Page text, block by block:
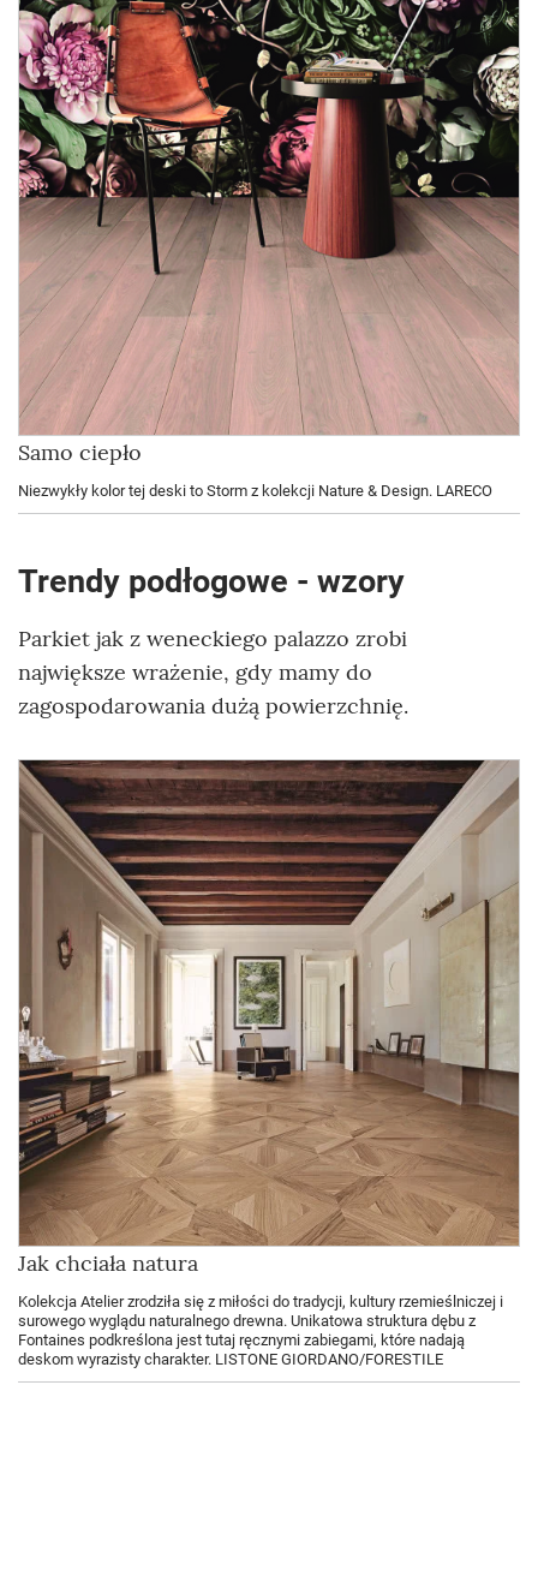
Samo ciepło
Niezwykły kolor tej deski to Storm z kolekcji Nature & Design. LARECO
Trendy podłogowe - wzory
Parkiet jak z weneckiego palazzo zrobi
największe wrażenie, gdy mamy do
zagospodarowania dużą powierzchnię.
Jak chciała natura
Kolekcja Atelier zrodziła się z miłości do tradycji, kultury rzemieślniczej i
surowego wyglądu naturalnego drewna. Unikatowa struktura dębu z
Fontaines podkreślona jest tutaj ręcznymi zabiegami, które nadają
deskom wyrazisty charakter. LISTONE GIORDANO/FORESTILE